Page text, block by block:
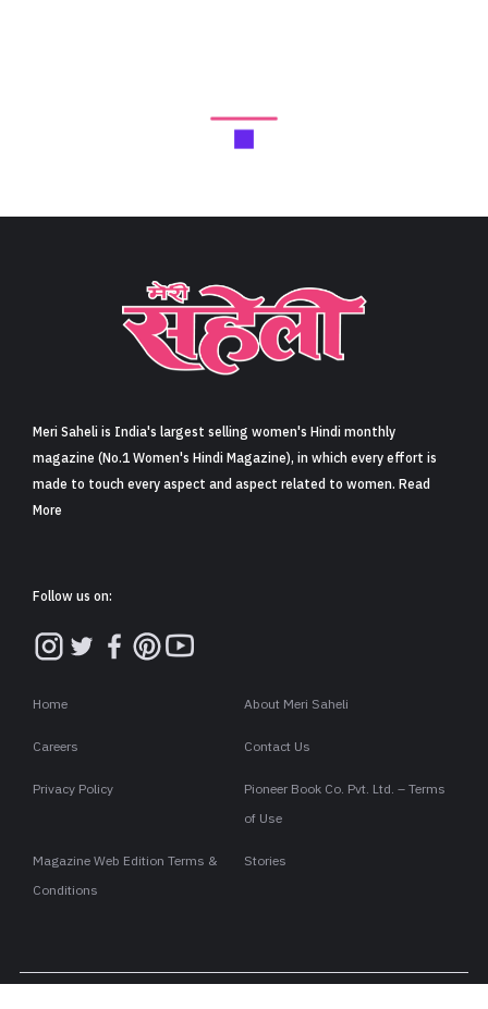
Meri Saheli is India's largest selling women's Hindi monthly
magazine (No.1 Women's Hindi Magazine), in which every effort is
made to touch every aspect and aspect related to women. Read
More
Follow us on:
Home About Meri Saheli
Careers Contact Us
Privacy Policy
Pioneer Book Co. Pvt. Ltd. – Terms
of Use
Magazine Web Edition Terms &
Conditions
Stories